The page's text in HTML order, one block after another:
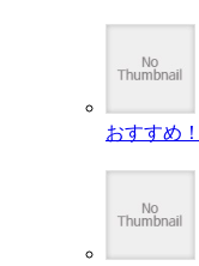
おすすめ！